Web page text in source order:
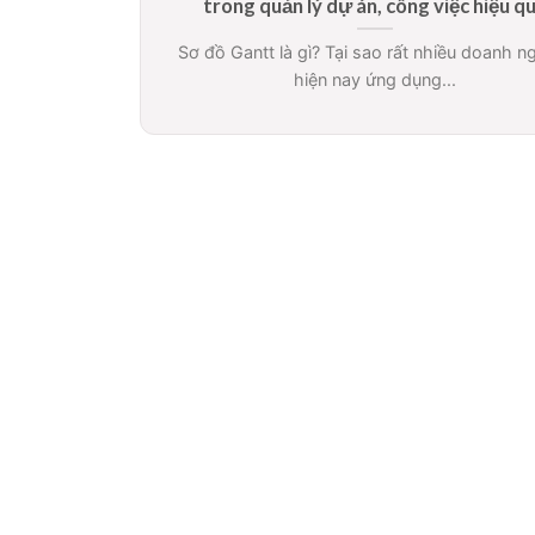
trong quản lý dự án, công việc hiệu
Sơ đồ Gantt là gì? Tại sao rất nhiều doanh
hiện nay ứng dụng...